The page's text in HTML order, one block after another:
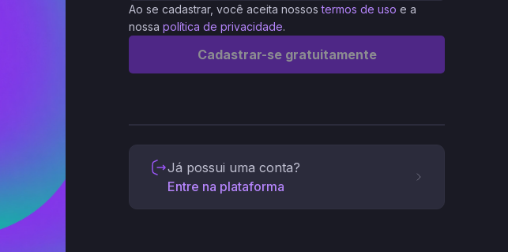
Ao se cadastrar, você aceita nossos termos de uso e a
nossa política de privacidade.
Cadastrar-se gratuitamente
Já possui uma conta?
Entre na plataforma